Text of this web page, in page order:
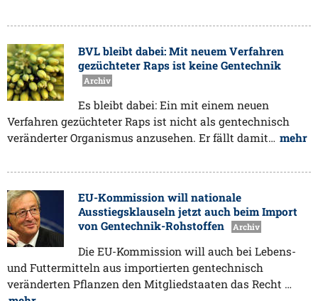
BVL bleibt dabei: Mit neuem Verfahren
gezüchteter Raps ist keine Gentechnik
Archiv
Es bleibt dabei: Ein mit einem neuen
Verfahren gezüchteter Raps ist nicht als gentechnisch
veränderter Organismus anzusehen. Er fällt damit… mehr
EU-Kommission will nationale
Ausstiegsklauseln jetzt auch beim Import
von Gentechnik-Rohstoffen
Archiv
Die EU-Kommission will auch bei Lebens-
und Futtermitteln aus importierten gentechnisch
veränderten Pflanzen den Mitgliedstaaten das Recht …